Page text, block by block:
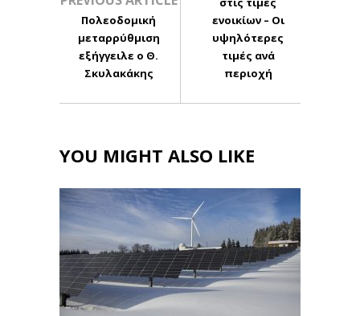
Πολεοδομική
μεταρρύθμιση
εξήγγειλε ο Θ.
Σκυλακάκης
ενοικίων – Οι
υψηλότερες
τιμές ανά
περιοχή
YOU MIGHT ALSO LIKE